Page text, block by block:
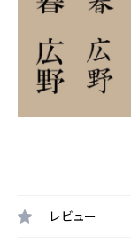
レビュー